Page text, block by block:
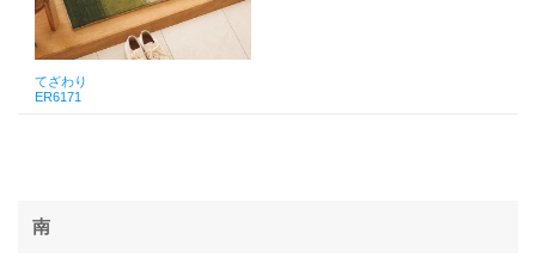
てざわり
ER6171
南